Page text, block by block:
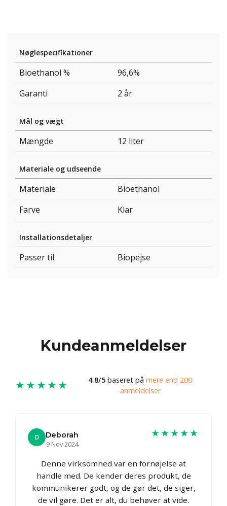
Nøglespecifikationer
Bioethanol %
96,6%
Garanti
2 år
Mål og vægt
Mængde 12 liter
Materiale og udseende
Materiale
Bioethanol
Farve
Klar
Installationsdetaljer
Passer til Biopejse
Kundeanmeldelser
★★★★★ 4.8/5 baseret på mere end 200
anmeldelser
D
Deborah
9 Nov 2024
★★★★★
Denne virksomhed var en fornøjelse at
handle med. De kender deres produkt, de
kommunikerer godt, og de gør det, de siger,
de vil gøre. Det er alt, du behøver at vide.